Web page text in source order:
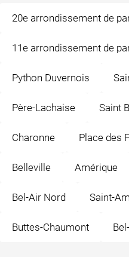
20e arrondissement de
11e arrondissement de
Python Duvernois
Père-Lachaise Saint
Charonne Place des
Belleville Amérique
Bel-Air Nord Saint-
Buttes-Chaumont